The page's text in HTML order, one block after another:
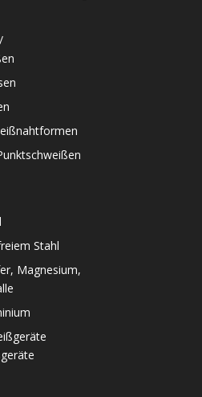
Stahl
Magnesium,